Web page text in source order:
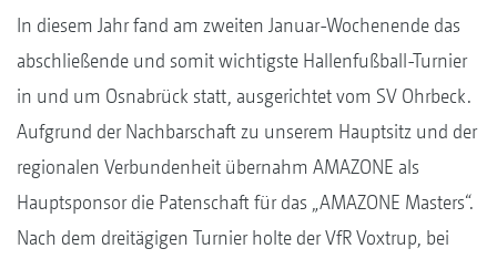
In diesem Jahr fand am zweiten Januar-Wochenende das
abschließende und somit wichtigste Hallenfußball-Turnier
in und um Osnabrück statt, ausgerichtet vom SV Ohrbeck.
Aufgrund der Nachbarschaft zu unserem Hauptsitz und der
regionalen Verbundenheit übernahm AMAZONE als
Hauptsponsor die Patenschaft für das „AMAZONE Masters“.
Nach dem dreitägigen Turnier holte der VfR Voxtrup, bei